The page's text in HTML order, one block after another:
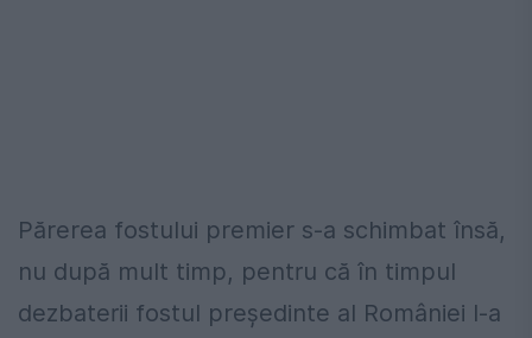
Părerea fostului premier s-a schimbat însă,
nu după mult timp, pentru că în timpul
dezbaterii fostul președinte al României l-a